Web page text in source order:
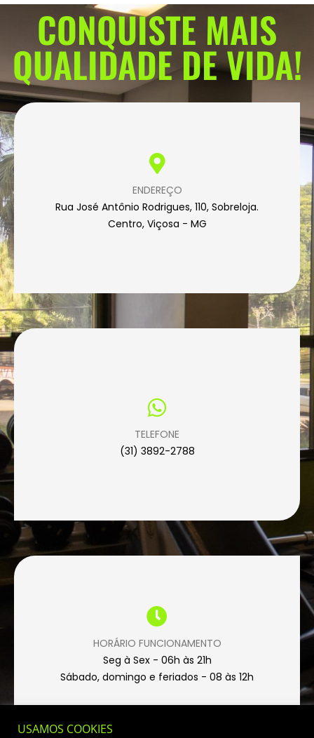
CONQUISTE MAIS
QUALIDADE DE VIDA!
ENDEREÇO
Rua José Antônio Rodrigues, 110, Sobreloja.
Centro, Viçosa - MG
TELEFONE
(31) 3892-2788
HORÁRIO FUNCIONAMENTO
Seg à Sex - 06h às 21h
Sábado, domingo e feriados - 08 às 12h
USAMOS COOKIES